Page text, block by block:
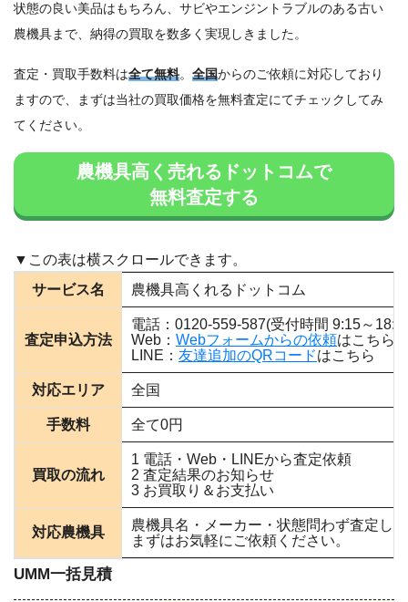
状態の良い美品はもちろん、サビやエンジントラブルのある古い
農機具まで、納得の買取を数多く実現しきました。
査定・買取手数料は全て無料。 全国からのご依頼に対応しており
ますので、まずは当社の買取価格を無料査定にてチェックしてみ
てください。
農機具高く売れるドットコムで
無料査定する
サービス名 農機具高くれるドットコム
査定申込方法
電話：0120-559-587(受付時間 9:15～
Web： Webフォームからの依頼はこちら
LINE： 友達追加のQRコードはこちら
対応エリア 全国
手数料 全て0円
買取の流れ
1 電話・Web・LINEから査定依頼
2 査定結果のお知らせ
3 お買取り＆お支払い
対応農機具
農機具名・メーカー・状態問わず査定し
まずはお気軽にご依頼ください。
UMM一括見積